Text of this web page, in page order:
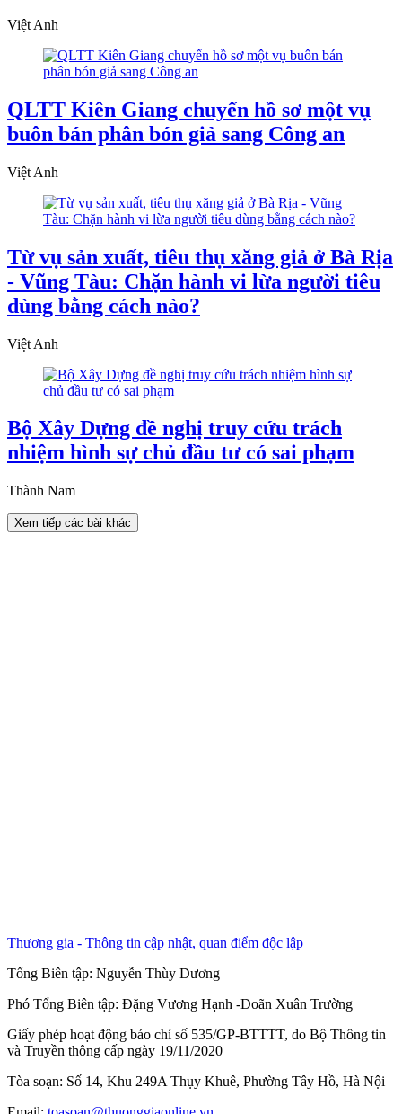
Việt Anh
QLTT Kiên Giang chuyển hồ sơ một vụ
buôn bán phân bón giả sang Công an
Việt Anh
Từ vụ sản xuất, tiêu thụ xăng giả ở Bà Rịa
- Vũng Tàu: Chặn hành vi lừa người tiêu
dùng bằng cách nào?
Việt Anh
Bộ Xây Dựng đề nghị truy cứu trách
nhiệm hình sự chủ đầu tư có sai phạm
Thành Nam
Xem tiếp các bài khác
Thương gia - Thông tin cập nhật, quan điểm độc lập
Tổng Biên tập: Nguyễn Thùy Dương
Phó Tổng Biên tập: Đặng Vương Hạnh -Doãn Xuân Trường
Giấy phép hoạt động báo chí số 535/GP-BTTTT, do Bộ Thông tin
và Truyền thông cấp ngày 19/11/2020
Tòa soạn: Số 14, Khu 249A Thụy Khuê, Phường Tây Hồ, Hà Nội